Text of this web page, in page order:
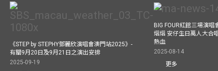
《STEP by STEPHY鄧麗欣演唱會澳門站2025》-
有關9月20日及9月21日之演出安排
2025-09-19
BIG FOUR紅館三場演
熠熠 安仔生日萬人大合
熱血
2025-08-14
更多